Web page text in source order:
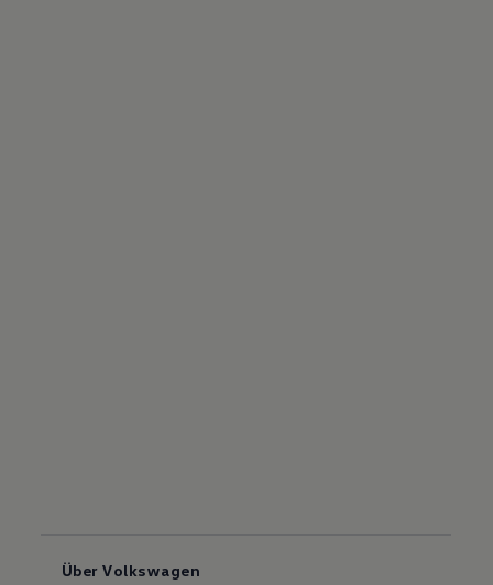
Über Volkswagen